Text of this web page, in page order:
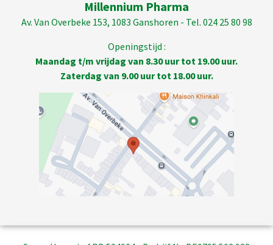
Millennium Pharma
Av. Van Overbeke 153, 1083 Ganshoren - Tel. 024 25 80 98
Openingstijd :
Maandag t/m vrijdag van 8.30 uur tot 19.00 uur.
Zaterdag van 9.00 uur tot 18.00 uur.